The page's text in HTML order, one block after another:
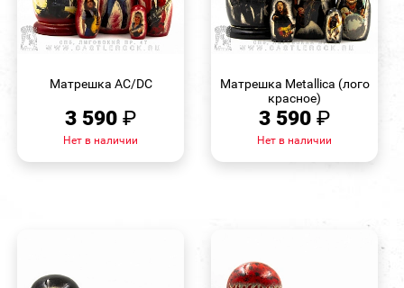
Матрешка AC/DC
3 590 ₽
Нет в наличии
Матрешка Metallica (лого
красное)
3 590 ₽
Нет в наличии